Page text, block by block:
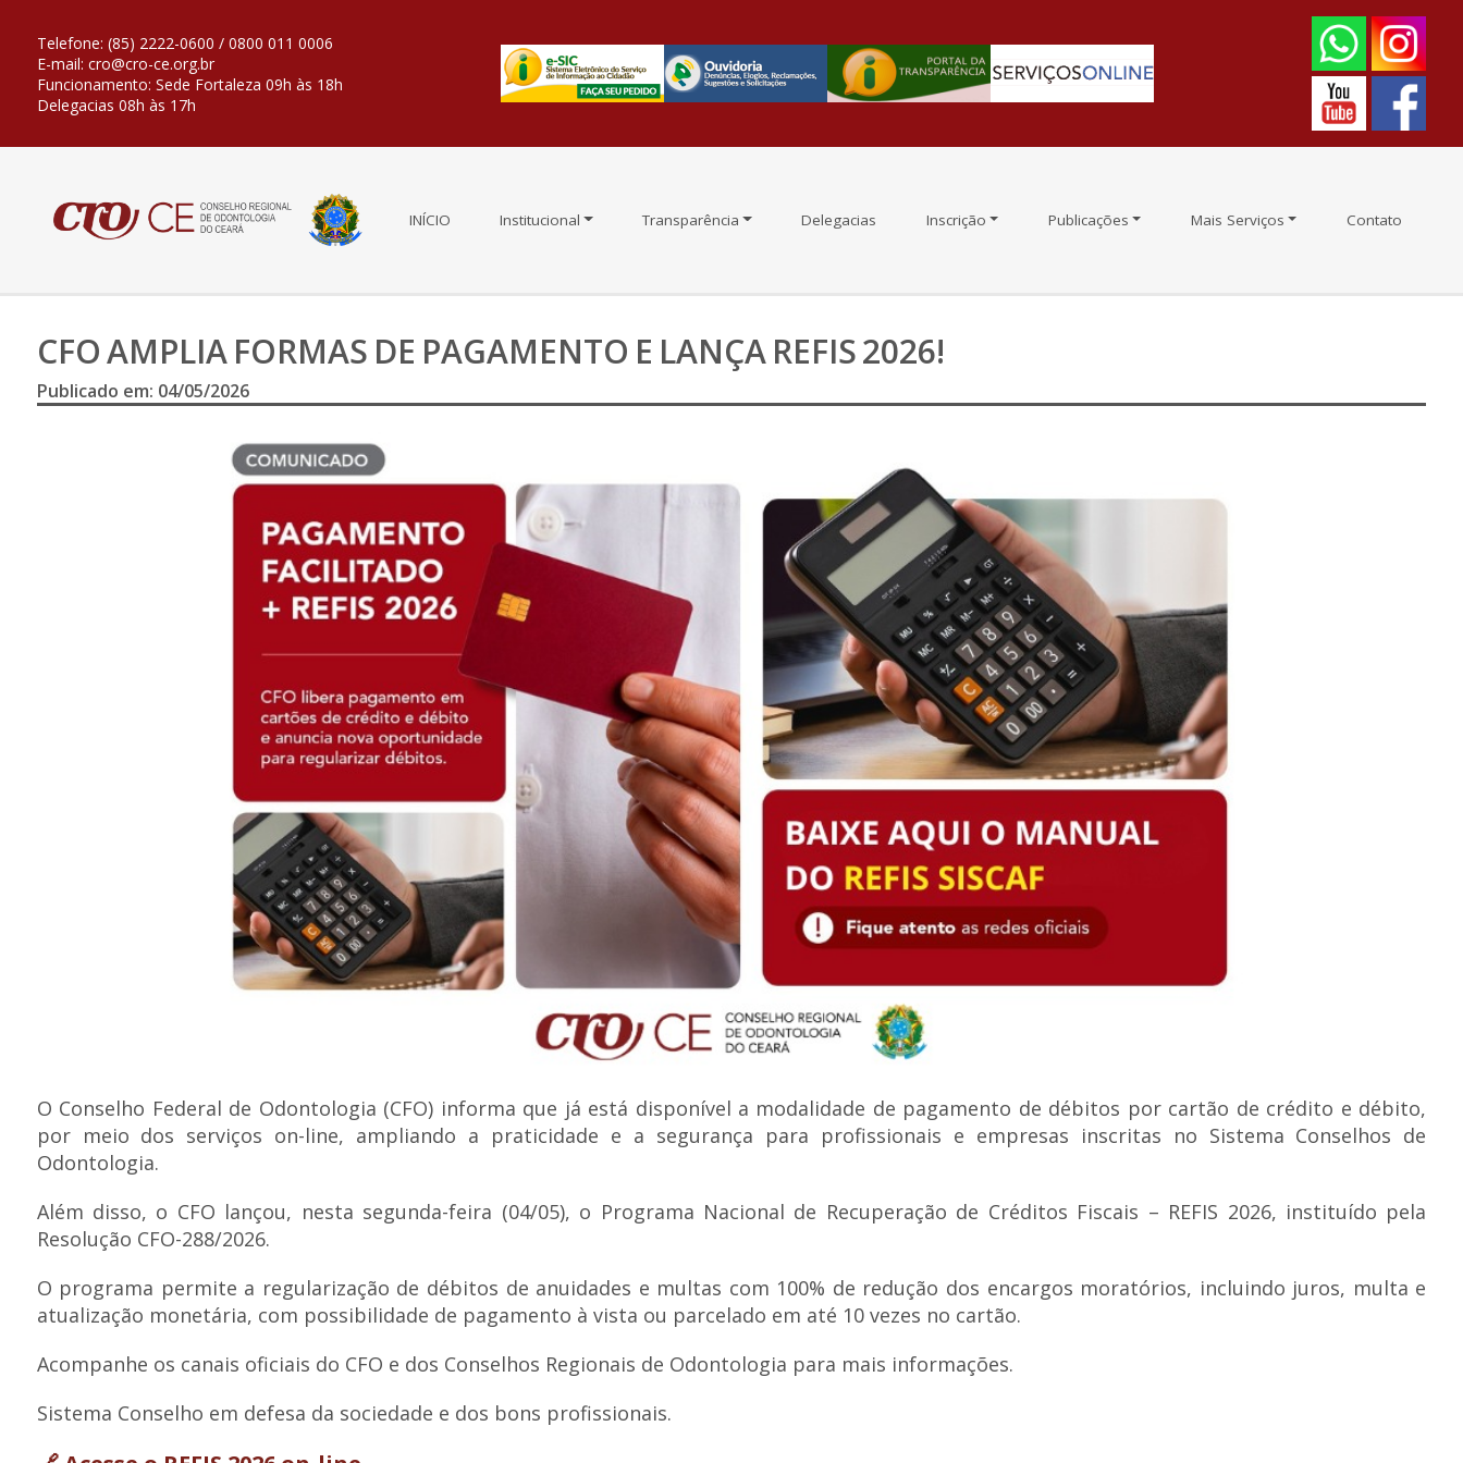
Telefone: (85) 2222-0600 / 0800 011 0006
E-mail: cro@cro-ce.org.br
Funcionamento: Sede Fortaleza 09h às 18h
Delegacias 08h às 17h
INÍCIO Institucional Transparência Delegacias Inscrição Publicações Mais Serviços Contato
CFO AMPLIA FORMAS DE PAGAMENTO E LANÇA REFIS 2026!
Publicado em: 04/05/2026
O Conselho Federal de Odontologia (CFO) informa que já está disponível a modalidade de pagamento de débitos por cartão de crédito e débito,
por meio dos serviços on-line, ampliando a praticidade e a segurança para profissionais e empresas inscritas no Sistema Conselhos de
Odontologia.
Além disso, o CFO lançou, nesta segunda-feira (04/05), o Programa Nacional de Recuperação de Créditos Fiscais – REFIS 2026, instituído pela
Resolução CFO-288/2026.
O programa permite a regularização de débitos de anuidades e multas com 100% de redução dos encargos moratórios, incluindo juros, multa e
atualização monetária, com possibilidade de pagamento à vista ou parcelado em até 10 vezes no cartão.
Acompanhe os canais oficiais do CFO e dos Conselhos Regionais de Odontologia para mais informações.
Sistema Conselho em defesa da sociedade e dos bons profissionais.